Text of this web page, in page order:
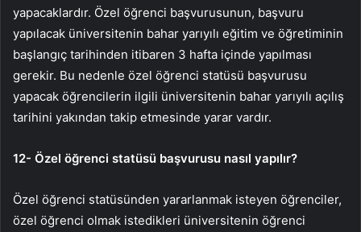
yapacaklardır. Özel öğrenci başvurusunun, başvuru
yapılacak üniversitenin bahar yarıyılı eğitim ve öğretiminin
başlangıç ​​tarihinden itibaren 3 hafta içinde yapılması
gerekir. Bu nedenle özel öğrenci statüsü başvurusu
yapacak öğrencilerin ilgili üniversitenin bahar yarıyılı açılış
tarihini yakından takip etmesinde yarar vardır.
12- Özel öğrenci statüsü başvurusu nasıl yapılır?
Özel öğrenci statüsünden yararlanmak isteyen öğrenciler,
özel öğrenci olmak istedikleri üniversitenin öğrenci